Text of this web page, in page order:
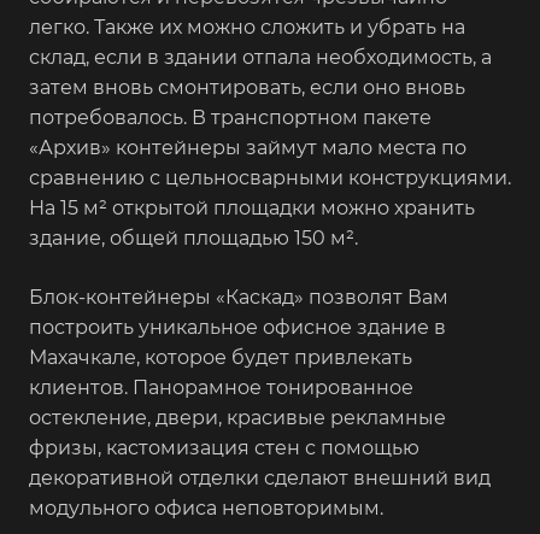
легко. Также их можно сложить и убрать на
склад, если в здании отпала необходимость, а
затем вновь смонтировать, если оно вновь
потребовалось. В транспортном пакете
«Архив» контейнеры займут мало места по
сравнению с цельносварными конструкциями.
На 15 м² открытой площадки можно хранить
здание, общей площадью 150 м².
Блок-контейнеры «Каскад» позволят Вам
построить уникальное офисное здание в
Махачкале, которое будет привлекать
клиентов. Панорамное тонированное
остекление, двери, красивые рекламные
фризы, кастомизация стен с помощью
декоративной отделки сделают внешний вид
модульного офиса неповторимым.